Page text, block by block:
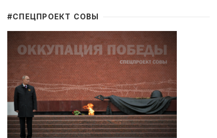
#CПЕЦПРОЕКТ СОВЫ